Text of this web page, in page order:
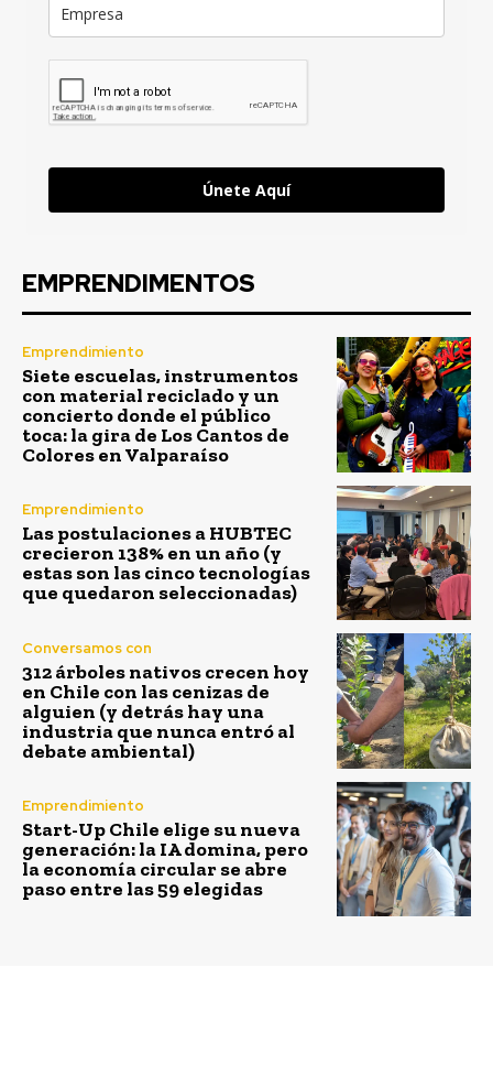
Únete Aquí
EMPRENDIMENTOS
Emprendimiento
Siete escuelas, instrumentos
con material reciclado y un
concierto donde el público
toca: la gira de Los Cantos de
Colores en Valparaíso
Emprendimiento
Las postulaciones a HUBTEC
crecieron 138% en un año (y
estas son las cinco tecnologías
que quedaron seleccionadas)
Conversamos con
312 árboles nativos crecen hoy
en Chile con las cenizas de
alguien (y detrás hay una
industria que nunca entró al
debate ambiental)
Emprendimiento
Start-Up Chile elige su nueva
generación: la IA domina, pero
la economía circular se abre
paso entre las 59 elegidas